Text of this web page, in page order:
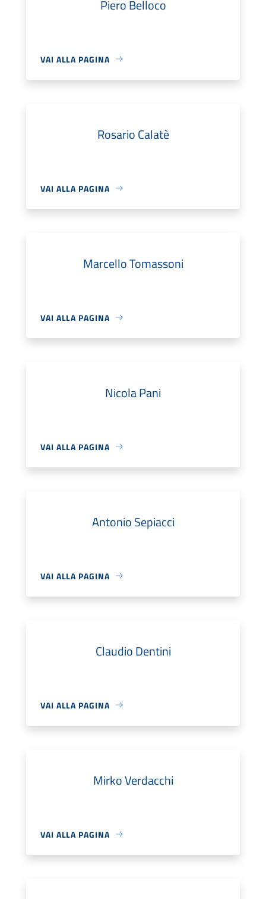
Piero Belloco
VAI ALLA PAGINA
Rosario Calatè
VAI ALLA PAGINA
Marcello Tomassoni
VAI ALLA PAGINA
Nicola Pani
VAI ALLA PAGINA
Antonio Sepiacci
VAI ALLA PAGINA
Claudio Dentini
VAI ALLA PAGINA
Mirko Verdacchi
VAI ALLA PAGINA